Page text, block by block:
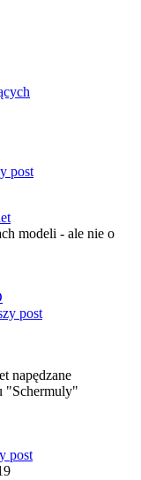
post
modeli - ale nie o
post
napędzane
"Schermuly"
post